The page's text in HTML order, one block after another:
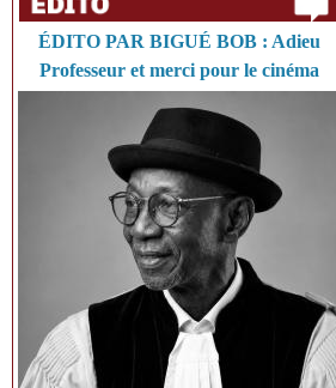
ÉDITO PAR BIGUÉ BOB : Adieu
Professeur et merci pour le cinéma